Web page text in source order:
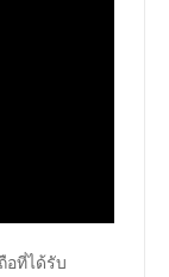
อที่ได้รับ